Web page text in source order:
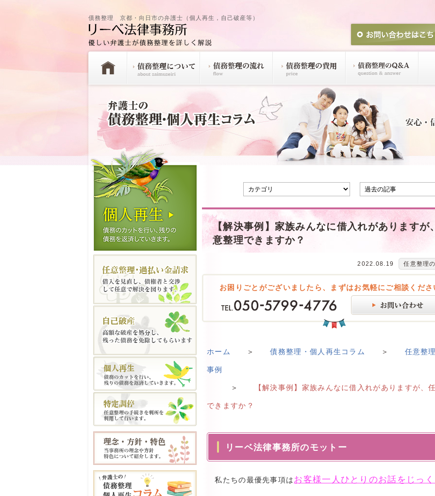
債務整理 京都・向日市の弁護士（個人再生，自己破産等）
【解決事例】家族みんなに借入れがありますが
意整理できますか？
2022.08.19 任意整理
お困りごとがございましたら、まずはお気軽にご相談くださ
ホーム ＞債務整理・個人再生コラム ＞ 任意整
事例
＞ 【解決事例】家族みんなに借入れがありますが、
できますか？
リーベ法律事務所のモットー
私たちの最優先事項はお客様一人ひとりのお話をじっく